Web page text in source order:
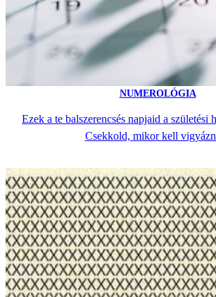
NUMEROLÓGIA
Ezek a te balszerencsés napjaid a születési
Csekkold, mikor kell